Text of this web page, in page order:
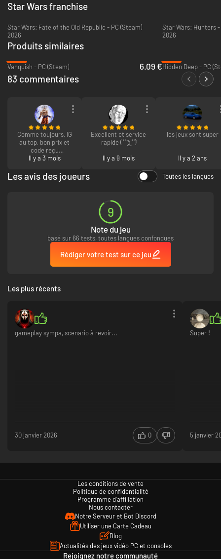
Star Wars franchise
Star Wars: Fate of the Old Republic - PC (Steam)
2026
Star Wars: Hunters -
2026
Produits similaires
Vanquish - PC (Steam)
6.09 €Hidden Deep - PC
83 commentaires
Comme toujours, IG
au top, bon prix et
code reçu
instantanément
Il y a 3 mois
Excellent et service
rapide ( ͡° ͜ʖ ͡°)
Il y a 9 mois
les jeux sont super
Il y a 2 ans
Les avis des joueurs Toutes les langues
9
Note du jeu
basé sur 66 tests, toutes langues confondues
Rédiger votre test sur ce jeu
Les plus récents
gameplay sympa, scenario à revoir...
30 janvier 2026 0
Super !
5 janvier
Les conditions de vente
Politique de confidentialité
Programme d'affiliation
Nous contacter
Notre Serveur et Bot Discord
Utiliser une Carte Cadeau
Blog
Actualités des jeux vidéo PC et consoles
Rejoignez notre communauté